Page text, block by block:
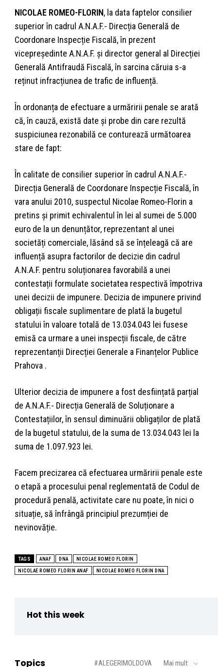
NICOLAE ROMEO-FLORIN, la data faptelor consilier
superior în cadrul A.N.A.F.- Direcția Generală de
Coordonare Inspecție Fiscală, în prezent
vicepreședinte A.N.A.F. și director general al Direcției
Generală Antifraudă Fiscală, în sarcina căruia s-a
reținut infracțiunea de trafic de influență.
În ordonanța de efectuare a urmăririi penale se arată
că, în cauză, există date și probe din care rezultă
suspiciunea rezonabilă ce conturează următoarea
stare de fapt:
În calitate de consilier superior în cadrul A.N.A.F.-
Direcția Generală de Coordonare Inspecție Fiscală, în
vara anului 2010, suspectul Nicolae Romeo-Florin a
pretins și primit echivalentul în lei al sumei de 5.000
euro de la un denunțător, reprezentant al unei
societăți comerciale, lăsând să se înțeleagă că are
influență asupra factorilor de decizie din cadrul
A.N.A.F. pentru soluționarea favorabilă a unei
contestații formulate societatea respectivă împotriva
unei decizii de impunere. Decizia de impunere privind
obligații fiscale suplimentare de plată la bugetul
statului în valoare totală de 13.034.043 lei fusese
emisă ca urmare a unei inspecții fiscale, de către
reprezentanții Direcției Generale a Finanțelor Publice
Prahova .
Ulterior decizia de impunere a fost desființată parțial
de A.N.A.F.- Direcția Generală de Soluționare a
Contestațiilor, în sensul diminuării obligaților de plată
de la bugetul statului, de la suma de 13.034.043 lei la
suma de 1.097.923 lei.
Facem precizarea că efectuarea urmăririi penale este
o etapă a procesului penal reglementată de Codul de
procedură penală, activitate care nu poate, în nici o
situație, să înfrângă principiul prezumției de
nevinovăție.
TAGS ANAF DNA NICOLAE ROMEO FLORIN
NICOLAE ROMEO FLORIN ANAF NICOLAE ROMEO FLORIN DNA
Hot this week
Topics #ALEGERIMOLDOVA Mai mult